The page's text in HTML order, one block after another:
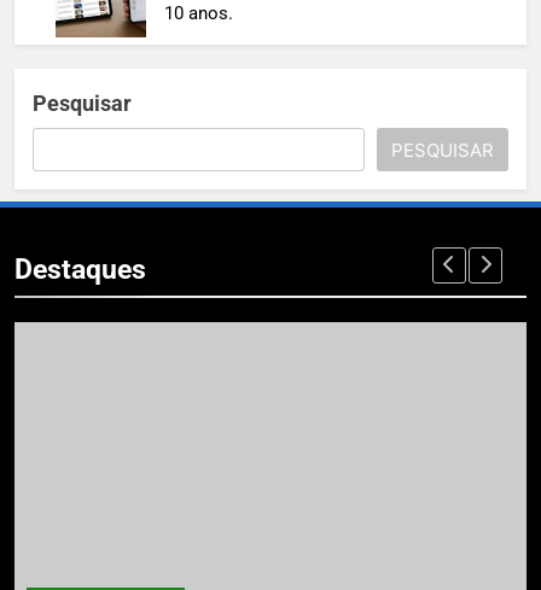
10 anos.
Pesquisar
PESQUISAR
Destaques